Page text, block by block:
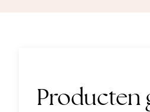
Producten